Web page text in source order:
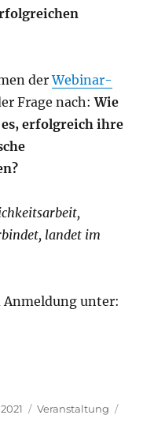
derWebinar-
Frage nach:Wie
erfolgreich ihre
landet im
unter:
Kategorien
Veranstaltung